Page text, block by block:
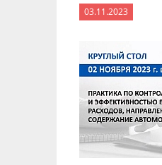
03.11.2023